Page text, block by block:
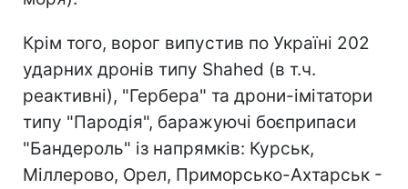
Крім того, ворог випустив по Україні 202
ударних дронів типу Shahed (в т.ч.
реактивні), "Гербера" та дрони-імітатори
типу "Пародія", баражуючі боєприпаси
"Бандероль" із напрямків: Курськ,
Міллерово, Орел, Приморсько-Ахтарськ -